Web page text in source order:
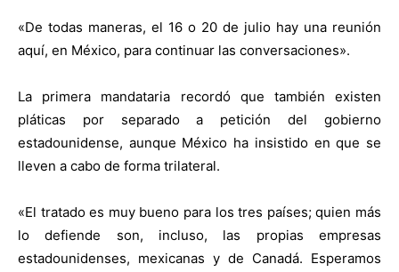
«De todas maneras, el 16 o 20 de julio hay una reunión
aquí, en México, para continuar las conversaciones».
La primera mandataria recordó que también existen
pláticas por separado a petición del gobierno
estadounidense, aunque México ha insistido en que se
lleven a cabo de forma trilateral.
«El tratado es muy bueno para los tres países; quien más
lo defiende son, incluso, las propias empresas
estadounidenses, mexicanas y de Canadá. Esperamos